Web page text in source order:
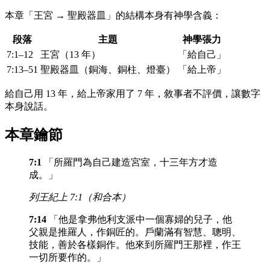
本章「王宮 → 聖殿器皿」的結構本身有神學含義：
段落 主題
神學張力
7:1–12
王宮（13 年）
「給自己」
7:13–51 聖殿器皿（銅海、銅柱、燈臺） 「給上帝」
給自己用 13 年，給上帝家用了 7 年，敘事者不評價，讓數字
本身說話。
本章鑰節
7:1
「所羅門為自己建造宮室，十三年方才造
成。」
列王紀上 7:1（和合本）
7:14 「他是拿弗他利支派中一個寡婦的兒子，他
父親是推羅人，作銅匠的。戶蘭滿有智慧、聰明、
技能，善於各樣銅作。他來到所羅門王那裡，作王
一切所要作的。」